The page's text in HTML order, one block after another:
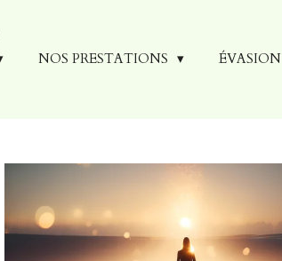
NOS PRESTATIONS ÉVASION